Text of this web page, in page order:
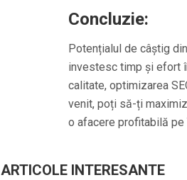
Concluzie:
Potențialul de câștig
investesc timp și efort
calitate, optimizarea
venit, poți să-ți
o afacere profitabilă pe
ARTICOLE INTERESANTE